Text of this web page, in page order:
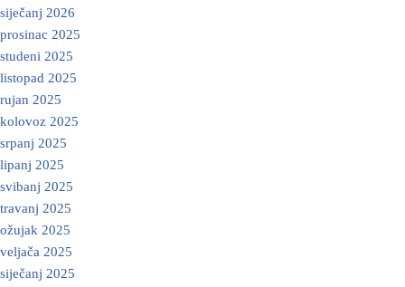
siječanj 2026
prosinac 2025
studeni 2025
listopad 2025
rujan 2025
kolovoz 2025
srpanj 2025
lipanj 2025
svibanj 2025
travanj 2025
ožujak 2025
veljača 2025
siječanj 2025